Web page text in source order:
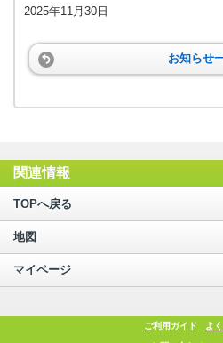
2025年11月30日
お知らせ
関連情報
TOPへ戻る
地図
マイページ
ご利用ガイド よ